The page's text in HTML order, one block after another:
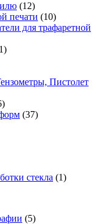
(12)
печати (10)
для трафаретной
Пистолет
(37)
стекла (1)
(5)